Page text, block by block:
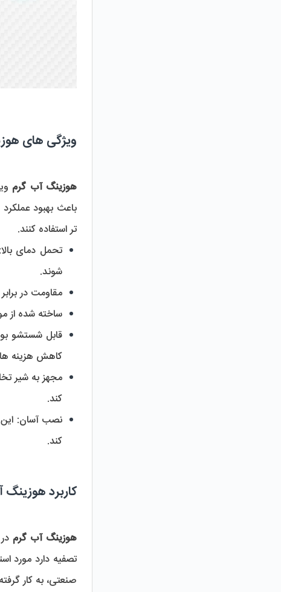
ویژگی های
هوزینگ آب گرم
تر استفاده کنند.
تحمل دمای بالا:
شوند.
مقاومت در برابر
ساخته شده از
قابل شستشو
کاهش هزینه
مجهز به شیر
کند.
نصب آسان:
کند.
کاربرد
هوزینگ آب گرم
صنعتی، به کار